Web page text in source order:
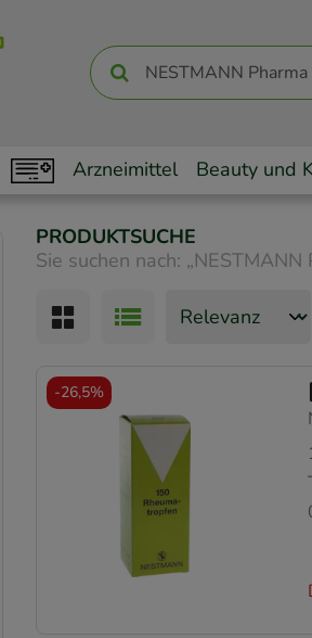
Arzneimittel Beauty und
PRODUKTSUCHE
Sie suchen nach: „NESTMANN
-26,5%